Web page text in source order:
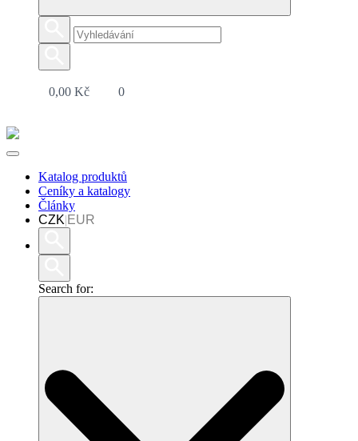
0,00 Kč 0
Katalog produktů
Ceníky a katalogy
Články
CZK|EUR
Search for: